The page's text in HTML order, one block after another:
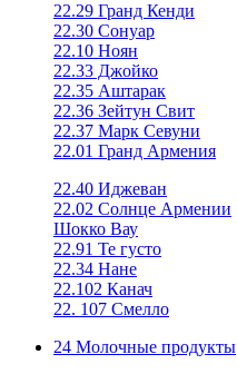
22.29 Гранд Кенди
22.30 Сонуар
22.10 Ноян
22.33 Джойко
22.35 Аштарак
22.36 Зейтун Свит
22.37 Марк Севуни
22.01 Гранд Армения
22.40 Иджеван
22.02 Солнце Армении
Шокко Вау
22.91 Те густо
22.34 Нане
22.102 Канач
22. 107 Смелло
24 Молочные продукты